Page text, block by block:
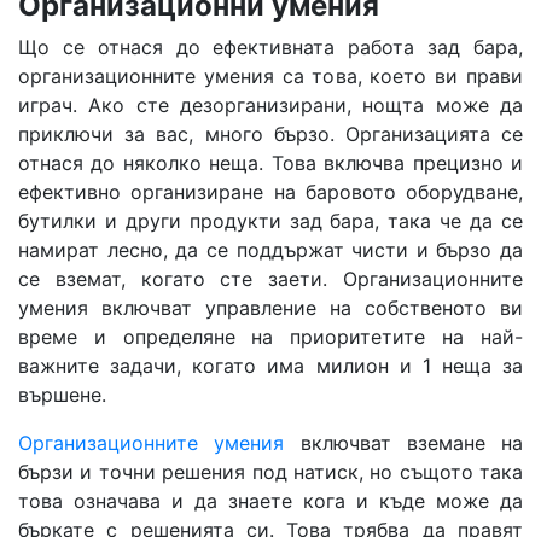
Що се отнася до ефективната работа зад бара,
организационните умения са това, което ви прави
играч. Ако сте дезорганизирани, нощта може да
приключи за вас, много бързо. Организацията се
отнася до няколко неща. Това включва прецизно и
ефективно организиране на баровото оборудване,
бутилки и други продукти зад бара, така че да се
намират лесно, да се поддържат чисти и бързо да
се вземат, когато сте заети. Организационните
умения включват управление на собственото ви
време и определяне на приоритетите на най-
важните задачи, когато има милион и 1 неща за
вършене.
Организационните умения включват вземане на
бързи и точни решения под натиск, но същото така
това означава и да знаете кога и къде може да
бъркате с решенията си. Това трябва да правят